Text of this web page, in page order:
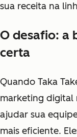
sua receita na
O desafio: a
certa
Quando Taka
marketing digital
ajudar sua
mais eficiente.